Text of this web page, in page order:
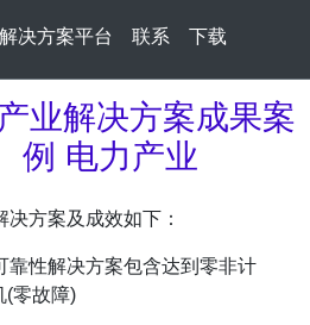
解决方案平台 联系 下载
业解决方案成果案
例 电力产业
决方案及成效如下：
靠性解决方案包含达到零非计
(零故障)